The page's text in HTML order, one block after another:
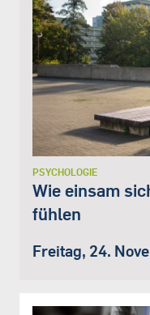
PSYCHOLOGIE
Wie einsam
fühlen
Freitag, 24.